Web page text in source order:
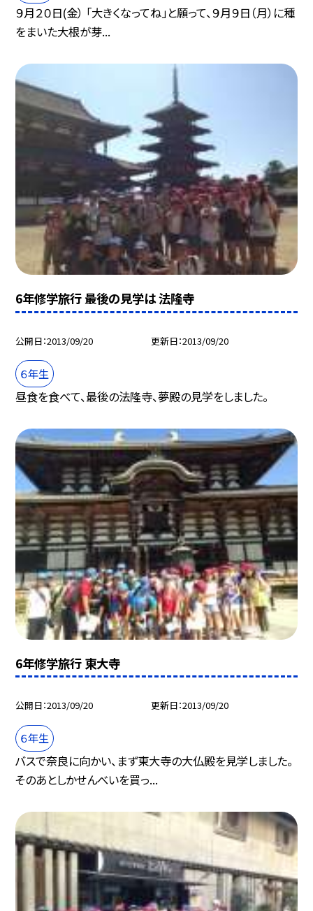
９月２０日(金） 「大きくなってね」と願って、９月９日（月）に種
をまいた大根が芽...
6年修学旅行 最後の見学は 法隆寺
公開日 2013/09/20 更新日 2013/09/20
６年生
昼食を食べて、最後の法隆寺、夢殿の見学をしました。
6年修学旅行 東大寺
公開日 2013/09/20 更新日 2013/09/20
６年生
バスで奈良に向かい、まず東大寺の大仏殿を見学しました。
そのあとしかせんべいを買っ...